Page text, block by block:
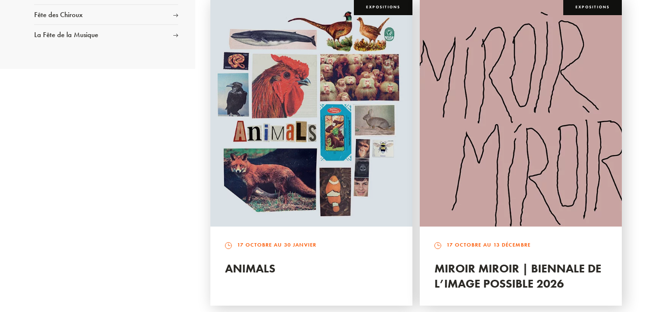
Fête des Chiroux
La Fête de la Musique
EXPOSITIONS
17 OCTOBRE AU 30 JANVIER
ANIMALS
EXPOSITIONS
17 OCTOBRE AU 13 DÉCEMBRE
MIROIR MIROIR | BIENNALE DE
L’IMAGE POSSIBLE 2026